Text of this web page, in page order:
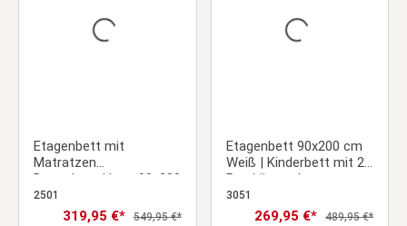
Etagenbett mit
Matratzen
Doppelstockbett 90x200
cm Hochbett Stockbett
Kinderbett
2501
Verkaufspreis:
319,95 €* Regulärer Preis:
549,95 €*
Etagenbett 90x200 cm
Weiß | Kinderbett mit 2
Bettkästen |
Rausfallschutz |
Umbaubar | Holz massiv
3051
Verkaufspreis:
269,95 €* Regulärer Preis:
489,95 €*